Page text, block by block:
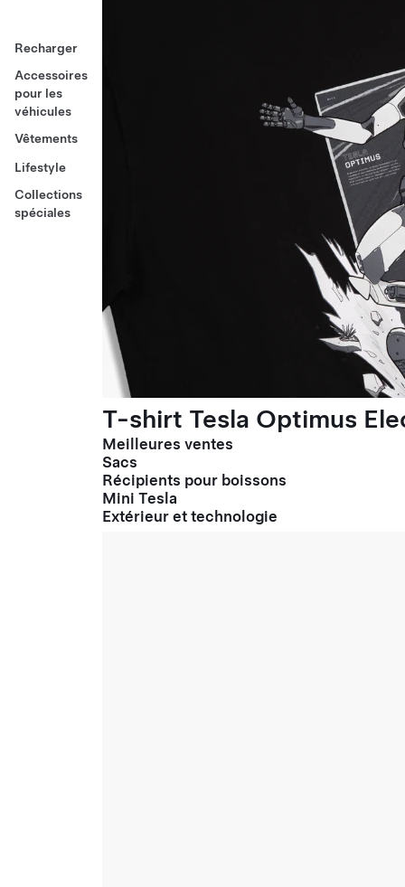
Recharger
Accessoires
pour les
véhicules
Vêtements
Lifestyle
Collections
spéciales
T-shirt Tesla Optimus
Meilleures ventes
Sacs
Récipients pour boissons
Mini Tesla
Extérieur et technologie